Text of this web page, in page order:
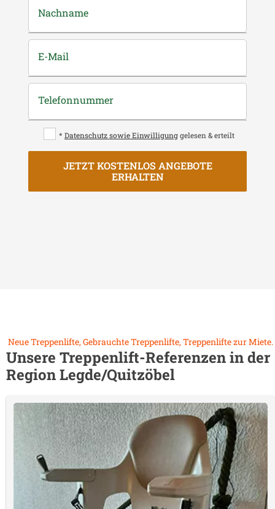
Nachname
E-Mail
Telefonnummer
* Datenschutz sowie Einwilligung gelesen & erteilt
JETZT KOSTENLOS ANGEBOTE
ERHALTEN
Neue Treppenlifte, Gebrauchte Treppenlifte, Treppenlifte zur Miete.
Unsere Treppenlift-Referenzen in der
RegionLegde/Quitzöbel